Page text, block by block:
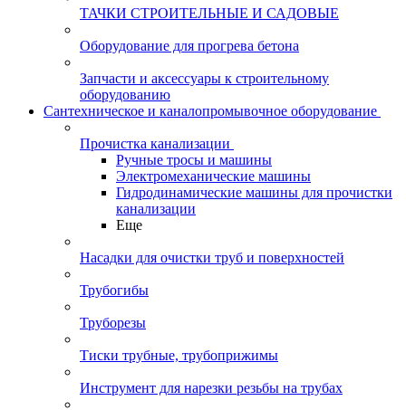
ТАЧКИ СТРОИТЕЛЬНЫЕ И САДОВЫЕ
Оборудование для прогрева бетона
Запчасти и аксессуары к строительному
оборудованию
Сантехническое и каналопромывочное оборудование
Прочистка канализации
Ручные тросы и машины
Электромеханические машины
Гидродинамические машины для прочистки
канализации
Еще
Насадки для очистки труб и поверхностей
Трубогибы
Труборезы
Тиски трубные, трубоприжимы
Инструмент для нарезки резьбы на трубах